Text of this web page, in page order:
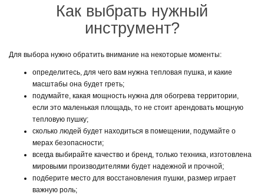
Как выбрать нужный
инструмент?
Для выбора нужно обратить внимание на некоторые моменты:
определитесь, для чего вам нужна тепловая пушка, и какие
масштабы она будет греть;
подумайте, какая мощность нужна для обогрева территории,
если это маленькая площадь, то не стоит арендовать мощную
тепловую пушку;
сколько людей будет находиться в помещении, подумайте о
мерах безопасности;
всегда выбирайте качество и бренд, только техника, изготовлена
мировыми производителями будет надежной и прочной;
подберите место для восстановления пушки, размер играет
важную роль;